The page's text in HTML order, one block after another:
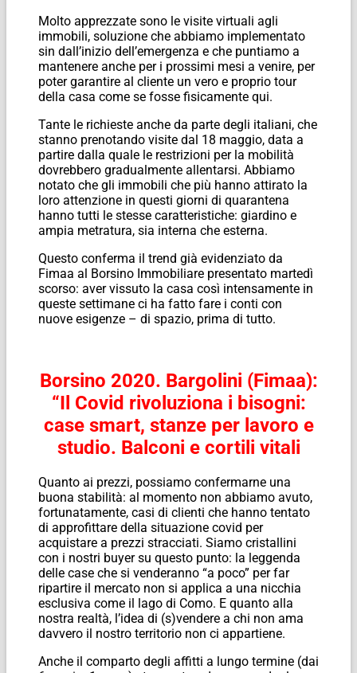
Molto apprezzate sono le visite virtuali agli
immobili, soluzione che abbiamo implementato
sin dall’inizio dell’emergenza e che puntiamo a
mantenere anche per i prossimi mesi a venire, per
poter garantire al cliente un vero e proprio tour
della casa come se fosse fisicamente qui.
Tante le richieste anche da parte degli italiani, che
stanno prenotando visite dal 18 maggio, data a
partire dalla quale le restrizioni per la mobilità
dovrebbero gradualmente allentarsi. Abbiamo
notato che gli immobili che più hanno attirato la
loro attenzione in questi giorni di quarantena
hanno tutti le stesse caratteristiche: giardino e
ampia metratura, sia interna che esterna.
Questo conferma il trend già evidenziato da
Fimaa al Borsino Immobiliare presentato martedì
scorso: aver vissuto la casa così intensamente in
queste settimane ci ha fatto fare i conti con
nuove esigenze – di spazio, prima di tutto.
Borsino 2020. Bargolini (Fimaa):
“Il Covid rivoluziona i bisogni:
case smart, stanze per lavoro e
studio. Balconi e cortili vitali
Quanto ai prezzi, possiamo confermarne una
buona stabilità: al momento non abbiamo avuto,
fortunatamente, casi di clienti che hanno tentato
di approfittare della situazione covid per
acquistare a prezzi stracciati. Siamo cristallini
con i nostri buyer su questo punto: la leggenda
delle case che si venderanno “a poco” per far
ripartire il mercato non si applica a una nicchia
esclusiva come il lago di Como. E quanto alla
nostra realtà, l’idea di (s)vendere a chi non ama
davvero il nostro territorio non ci appartiene.
Anche il comparto degli affitti a lungo termine (dai